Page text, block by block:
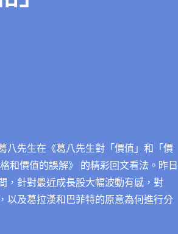
八先生在《葛八先生對「價值」和「價
和價值的誤解》 的精彩回文看法。昨日
，針對最近成長股大幅波動有感，對
以及葛拉漢和巴菲特的原意為何進行分